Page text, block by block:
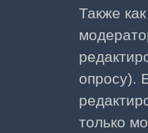
Также
опросу).
только